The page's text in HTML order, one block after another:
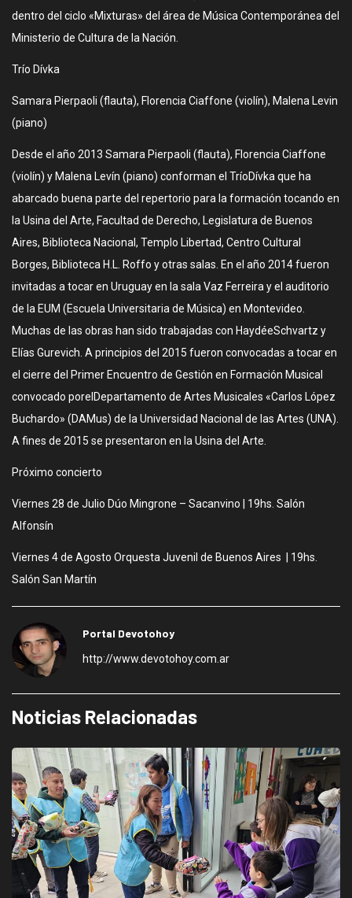
dentro del ciclo «Mixturas» del área de Música Contemporánea del
Ministerio de Cultura de la Nación.
Trío Dívka
Samara Pierpaoli (flauta), Florencia Ciaffone (violín), Malena Levin
(piano)
Desde el año 2013 Samara Pierpaoli (flauta), Florencia Ciaffone
(violín) y Malena Levín (piano) conforman el TríoDívka que ha
abarcado buena parte del repertorio para la formación tocando en
la Usina del Arte, Facultad de Derecho, Legislatura de Buenos
Aires, Biblioteca Nacional, Templo Libertad, Centro Cultural
Borges, Biblioteca H.L. Roffo y otras salas. En el año 2014 fueron
invitadas a tocar en Uruguay en la sala Vaz Ferreira y el auditorio
de la EUM (Escuela Universitaria de Música) en Montevideo.
Muchas de las obras han sido trabajadas con HaydéeSchvartz y
Elías Gurevich. A principios del 2015 fueron convocadas a tocar en
el cierre del Primer Encuentro de Gestión en Formación Musical
convocado porelDepartamento de Artes Musicales «Carlos López
Buchardo» (DAMus) de la Universidad Nacional de las Artes (UNA).
A fines de 2015 se presentaron en la Usina del Arte.
Próximo concierto
Viernes 28 de Julio Dúo Mingrone – Sacanvino | 19hs. Salón
Alfonsín
Viernes 4 de Agosto Orquesta Juvenil de Buenos Aires | 19hs.
Salón San Martín
Portal Devotohoy
http://www.devotohoy.com.ar
Noticias Relacionadas